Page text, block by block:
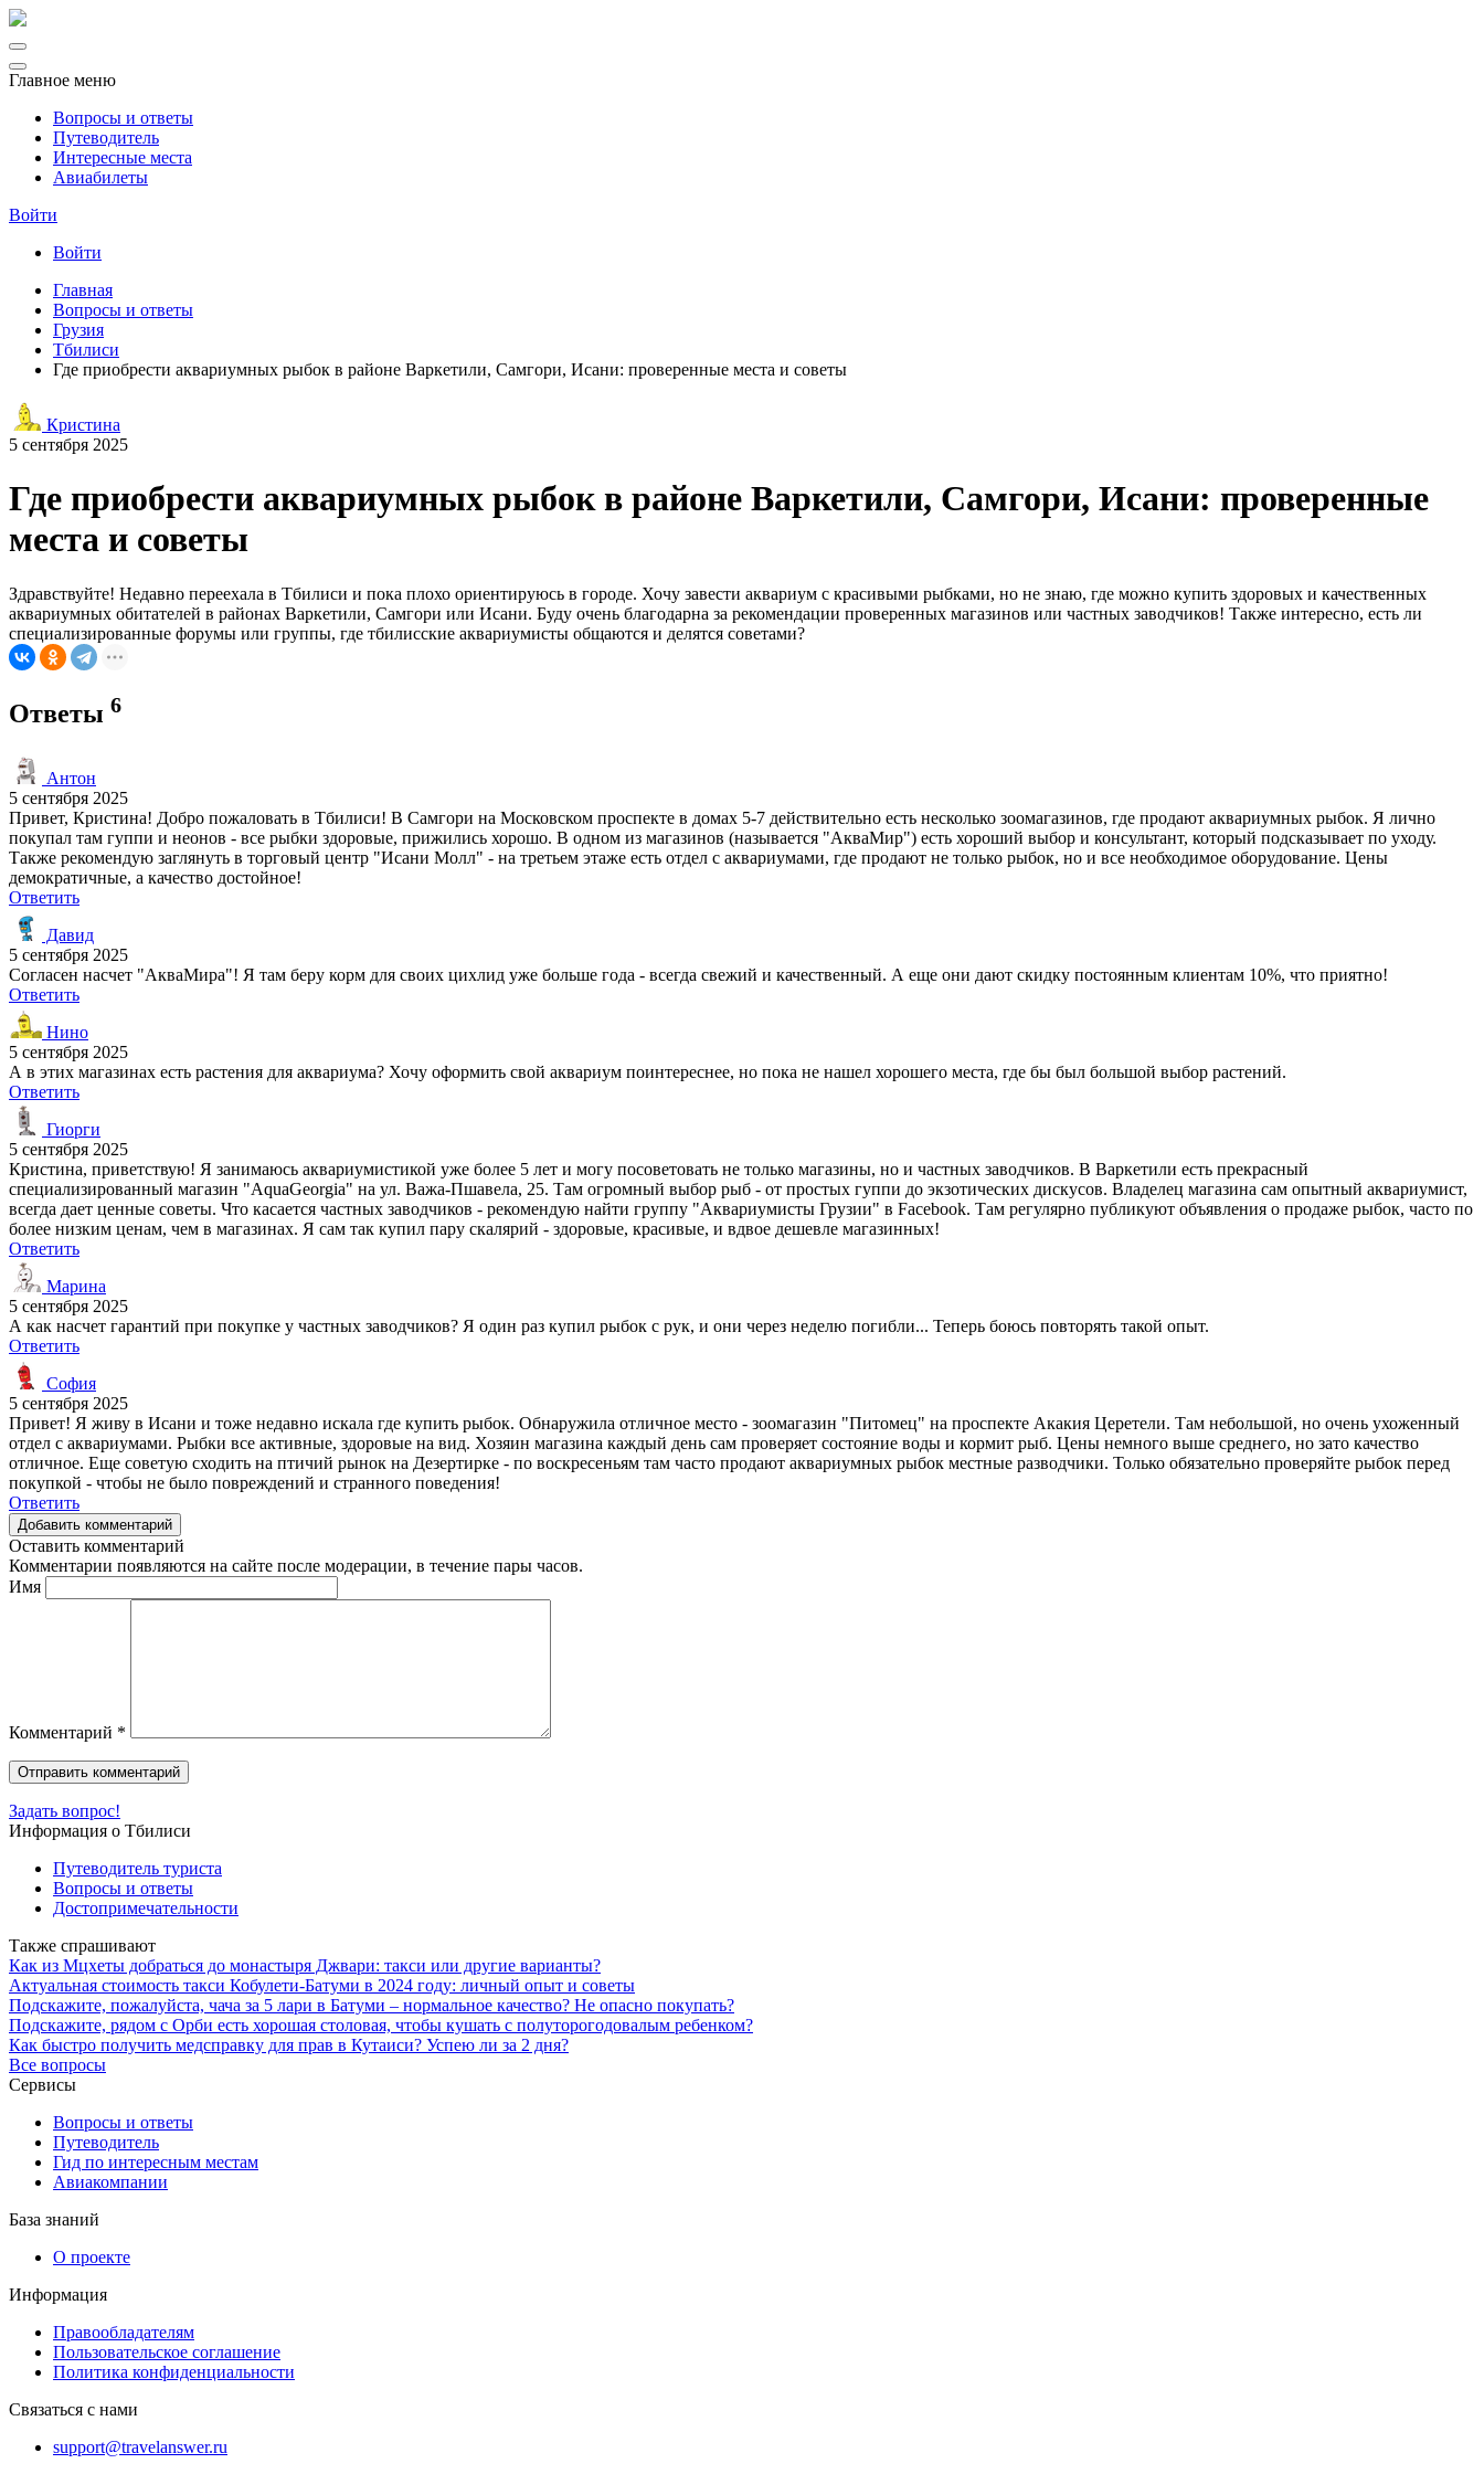
Главное меню
Вопросы и ответы
Путеводитель
Интересные места
Авиабилеты
Войти
Войти
Главная
Вопросы и ответы
Грузия
Тбилиси
Где приобрести аквариумных рыбок в районе Варкетили, Самгори, Исани: проверенные места и советы
Кристина
5 сентября 2025
Где приобрести аквариумных рыбок в районе Варкетили, Самгори, Исани: проверенные
места и советы
Здравствуйте! Недавно переехала в Тбилиси и пока плохо ориентируюсь в городе. Хочу завести аквариум с красивыми рыбками, но не знаю, где можно купить здоровых и качественных
аквариумных обитателей в районах Варкетили, Самгори или Исани. Буду очень благодарна за рекомендации проверенных магазинов или частных заводчиков! Также интересно, есть ли
специализированные форумы или группы, где тбилисские аквариумисты общаются и делятся советами?
Ответы 6
Антон
5 сентября 2025
Привет, Кристина! Добро пожаловать в Тбилиси! В Самгори на Московском проспекте в домах 5-7 действительно есть несколько зоомагазинов, где продают аквариумных рыбок. Я лично
покупал там гуппи и неонов - все рыбки здоровые, прижились хорошо. В одном из магазинов (называется "АкваМир") есть хороший выбор и консультант, который подсказывает по уходу.
Также рекомендую заглянуть в торговый центр "Исани Молл" - на третьем этаже есть отдел с аквариумами, где продают не только рыбок, но и все необходимое оборудование. Цены
демократичные, а качество достойное!
Ответить
Давид
5 сентября 2025
Согласен насчет "АкваМира"! Я там беру корм для своих цихлид уже больше года - всегда свежий и качественный. А еще они дают скидку постоянным клиентам 10%, что приятно!
Ответить
Нино
5 сентября 2025
А в этих магазинах есть растения для аквариума? Хочу оформить свой аквариум поинтереснее, но пока не нашел хорошего места, где бы был большой выбор растений.
Ответить
Гиорги
5 сентября 2025
Кристина, приветствую! Я занимаюсь аквариумистикой уже более 5 лет и могу посоветовать не только магазины, но и частных заводчиков. В Варкетили есть прекрасный
специализированный магазин "AquaGeorgia" на ул. Важа-Пшавела, 25. Там огромный выбор рыб - от простых гуппи до экзотических дискусов. Владелец магазина сам опытный аквариумист,
всегда дает ценные советы. Что касается частных заводчиков - рекомендую найти группу "Аквариумисты Грузии" в Facebook. Там регулярно публикуют объявления о продаже рыбок, часто по
более низким ценам, чем в магазинах. Я сам так купил пару скалярий - здоровые, красивые, и вдвое дешевле магазинных!
Ответить
Марина
5 сентября 2025
А как насчет гарантий при покупке у частных заводчиков? Я один раз купил рыбок с рук, и они через неделю погибли... Теперь боюсь повторять такой опыт.
Ответить
София
5 сентября 2025
Привет! Я живу в Исани и тоже недавно искала где купить рыбок. Обнаружила отличное место - зоомагазин "Питомец" на проспекте Акакия Церетели. Там небольшой, но очень ухоженный
отдел с аквариумами. Рыбки все активные, здоровые на вид. Хозяин магазина каждый день сам проверяет состояние воды и кормит рыб. Цены немного выше среднего, но зато качество
отличное. Еще советую сходить на птичий рынок на Дезертирке - по воскресеньям там часто продают аквариумных рыбок местные разводчики. Только обязательно проверяйте рыбок перед
покупкой - чтобы не было повреждений и странного поведения!
Ответить
Добавить комментарий
Оставить комментарий
Комментарии появляются на сайте после модерации, в течение пары часов.
Имя
Комментарий *
Задать вопрос!
Информация о Тбилиси
Путеводитель туриста
Вопросы и ответы
Достопримечательности
Также спрашивают
Как из Мцхеты добраться до монастыря Джвари: такси или другие варианты?
Актуальная стоимость такси Кобулети-Батуми в 2024 году: личный опыт и советы
Подскажите, пожалуйста, чача за 5 лари в Батуми – нормальное качество? Не опасно покупать?
Подскажите, рядом с Орби есть хорошая столовая, чтобы кушать с полуторогодовалым ребенком?
Как быстро получить медсправку для прав в Кутаиси? Успею ли за 2 дня?
Все вопросы
Сервисы
Вопросы и ответы
Путеводитель
Гид по интересным местам
Авиакомпании
База знаний
О проекте
Информация
Правообладателям
Пользовательское соглашение
Политика конфиденциальности
Связаться с нами
support@travelanswer.ru